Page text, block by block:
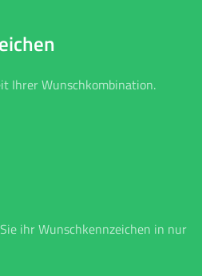
Ihrer Wunschkombination.
ihr Wunschkennzeichen in nur